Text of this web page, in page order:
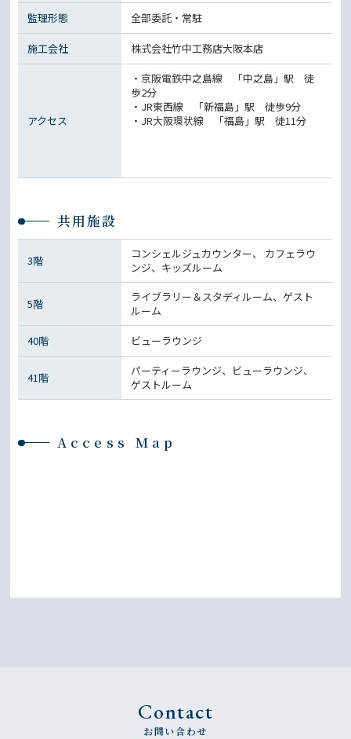
監理形態 全部委託・常駐
施工会社 株式会社竹中工務店大阪本店
アクセス
・京阪電鉄中之島線 「中之島」駅 徒
歩2分
・JR東西線 「新福島」駅 徒歩9分
・JR大阪環状線 「福島」駅 徒11分
共用施設
3階
コンシェルジュカウンター、 カフェラウ
ンジ、キッズルーム
5階
ライブラリー＆スタディルーム、ゲスト
ルーム
40階
ビューラウンジ
41階
パーティーラウンジ、ビューラウンジ、
ゲストルーム
Access Map
Contact
お問い合わせ